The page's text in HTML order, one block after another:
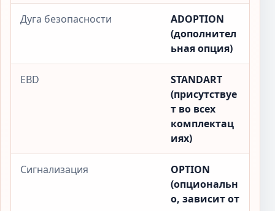
Дуга безопасности
ADOPTION
(дополнител
ьная опция)
EBD
STANDART
(присутствуе
т во всех
комплектац
иях)
Сигнализация
OPTION
(опциональн
о, зависит от